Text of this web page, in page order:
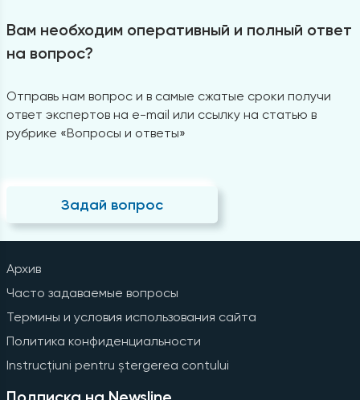
Вам необходим оперативный и полный ответ
на вопрос?
Отправь нам вопрос и в самые сжатые сроки получи
ответ экспертов на e-mail или ссылку на статью в
рубрике «Вопросы и ответы»
Задай вопрос
Архив
Часто задаваемые вопросы
Термины и условия использования сайта
Политика конфиденциальности
Instrucțiuni pentru ștergerea contului